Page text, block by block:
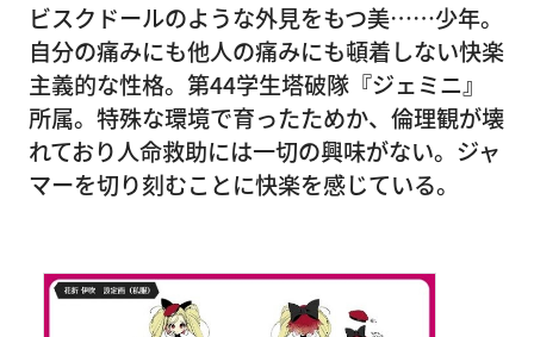
ビスクドールのような外見をもつ美……少年。
自分の痛みにも他人の痛みにも頓着しない快楽
主義的な性格。第44学生塔破隊『ジェミニ』
所属。特殊な環境で育ったためか、倫理観が壊
れており人命救助には一切の興味がない。ジャ
マーを切り刻むことに快楽を感じている。